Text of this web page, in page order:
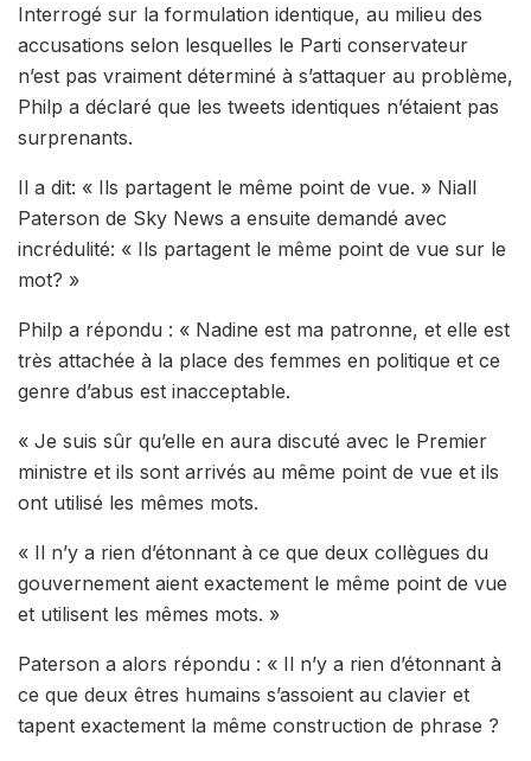
Interrogé sur la formulation identique, au milieu des
accusations selon lesquelles le Parti conservateur
n’est pas vraiment déterminé à s’attaquer au problème,
Philp a déclaré que les tweets identiques n’étaient pas
surprenants.
Il a dit: « Ils partagent le même point de vue. » Niall
Paterson de Sky News a ensuite demandé avec
incrédulité: « Ils partagent le même point de vue sur le
mot? »
Philp a répondu : « Nadine est ma patronne, et elle est
très attachée à la place des femmes en politique et ce
genre d’abus est inacceptable.
« Je suis sûr qu’elle en aura discuté avec le Premier
ministre et ils sont arrivés au même point de vue et ils
ont utilisé les mêmes mots.
« Il n’y a rien d’étonnant à ce que deux collègues du
gouvernement aient exactement le même point de vue
et utilisent les mêmes mots. »
Paterson a alors répondu : « Il n’y a rien d’étonnant à
ce que deux êtres humains s’assoient au clavier et
tapent exactement la même construction de phrase ?